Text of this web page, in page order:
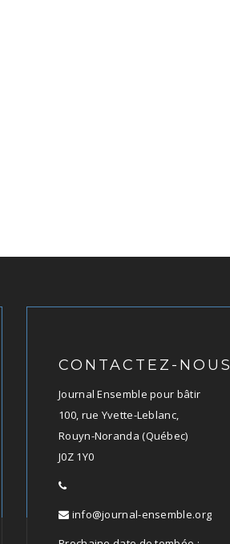
CONTACTEZ-NOUS
Journal Ensemble pour bâtir
100, rue Yvette-Leblanc,
Rouyn-Noranda (Québec)
J0Z 1Y0
info@journal-ensemble.org